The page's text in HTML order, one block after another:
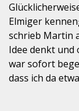
Elmiger
schrieb Martin
Idee denkt und
war sofort
dass ich da